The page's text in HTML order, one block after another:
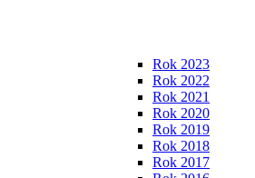
Rok 2023
Rok 2022
Rok 2021
Rok 2020
Rok 2019
Rok 2018
Rok 2017